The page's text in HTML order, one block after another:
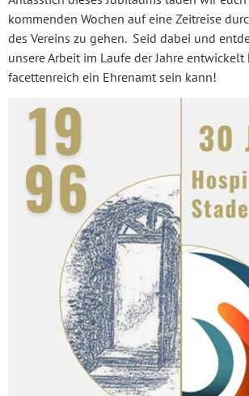
kommenden Wochen auf eine Zeitreise
des Vereins zu gehen. Seid dabei und
unsere Arbeit im Laufe der Jahre
facettenreich ein Ehrenamt sein kann!